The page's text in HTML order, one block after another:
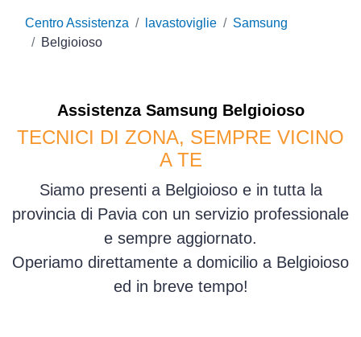
Centro Assistenza lavastoviglie
Samsung
Belgioioso
Assistenza Samsung Belgioioso
TECNICI DI ZONA, SEMPRE VICINO
A TE
Siamo presenti a Belgioioso e in tutta la
provincia di Pavia con un servizio professionale
e sempre aggiornato.
Operiamo direttamente a domicilio a Belgioioso
ed in breve tempo!